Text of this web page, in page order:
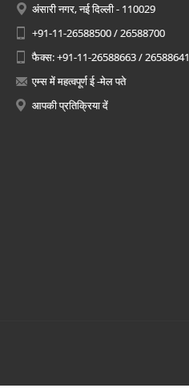
अंसारी नगर, नई दिल्ली - 110029
+91-11-26588500 / 26588700
फैक्स: +91-11-26588663 / 26588641
एम्स में महत्वपूर्ण ई -मेल पते
आपकी प्रतिक्रिया दें